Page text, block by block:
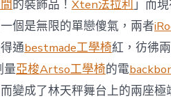
計
過
往
半
年
總
買
的裝飾品！ Xten法拉利」而
個是無限的單戀傻氣，兩者
通bestmade工學椅紅，彷彿
量亞梭Artso工學椅的電
變成了林天秤舞台上的兩座極